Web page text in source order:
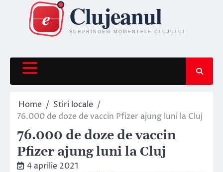
content
Home
Stiri locale
76.000 de doze de vaccin Pfizer ajung luni la Cluj
76.000 de doze de vaccin
Pfizer ajung luni la Cluj
4 aprilie 2021